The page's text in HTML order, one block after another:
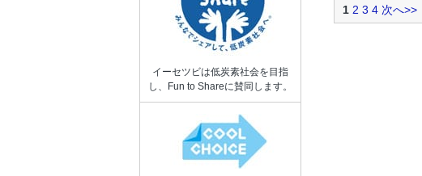
1 2 3 4 次へ>>
イーセツビは低炭素社会を目指
し、Fun to Shareに賛同します。